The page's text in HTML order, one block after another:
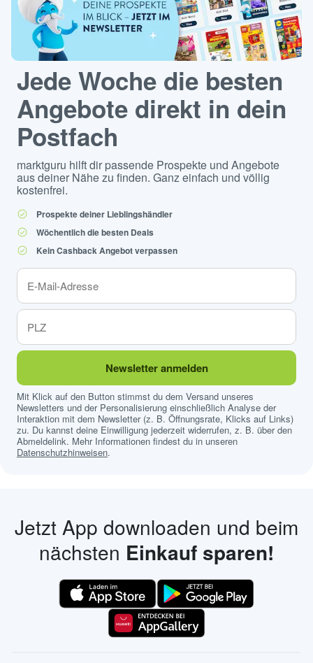
Jede Woche die besten
Angebote direkt in dein
Postfach
marktguru hilft dir passende Prospekte und Angebote
aus deiner Nähe zu finden. Ganz einfach und völlig
kostenfrei.
Prospekte deiner Lieblingshändler
Wöchentlich die besten Deals
Kein Cashback Angebot verpassen
Newsletter anmelden
Mit Klick auf den Button stimmst du dem Versand unseres
Newsletters und der Personalisierung einschließlich Analyse der
Interaktion mit dem Newsletter (z. B. Öffnungsrate, Klicks auf Links)
zu. Du kannst deine Einwilligung jederzeit widerrufen, z. B. über den
Abmeldelink. Mehr Informationen findest du in unseren
Datenschutzhinweisen.
Jetzt App downloaden und beim
nächsten Einkauf sparen!